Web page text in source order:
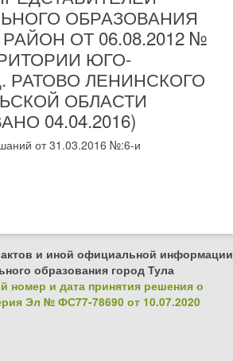
ОБРАЗОВАНИЯ
ОТ 06.08.2012 №
ЮГО-
РАТОВО ЛЕНИНСКОГО
ОБЛАСТИ
04.04.2016)
от 31.03.2016 №:6-и
и иной официальной информации
образования город Тула
номер и дата принятия решения о
Эл № ФС77-78690 от 10.07.2020